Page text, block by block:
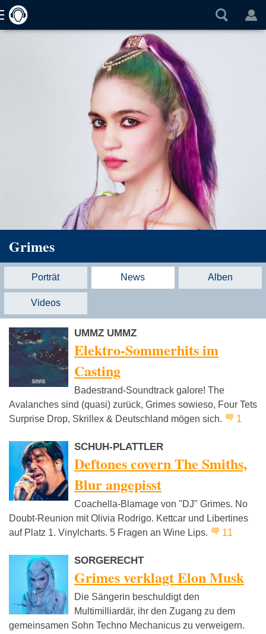
Grimes
Porträt News Alben
Videos
UMMZ UMMZ
Elektro-Sommerhits im
Casting
Badestrand-Soundtrack galore! The
Avalanches sind (quasi) zurück, Grimes sowieso, Four Tets
Surprise Drop, Skrillex & Deutschland mögen sich.
1
SCHUH-PLATTLER
Deftones covern The Smiths,
Blur angepisst
Coachella-Blamage von "DJ" Grimes. No
Doubt-Reunion mit Olivia Rodrigo. Kettcar und Libertines
auf Platz 1. Vinylcharts. 5 Fragen an Wine Lips.
11
SORGERECHT
Grimes verklagt Elon Musk
Die Sängerin beschuldigt den
Multimilliardär, ihr den Zugang zu dem
gemeinsamen Sohn Techno Mechanicus zu verweigern.